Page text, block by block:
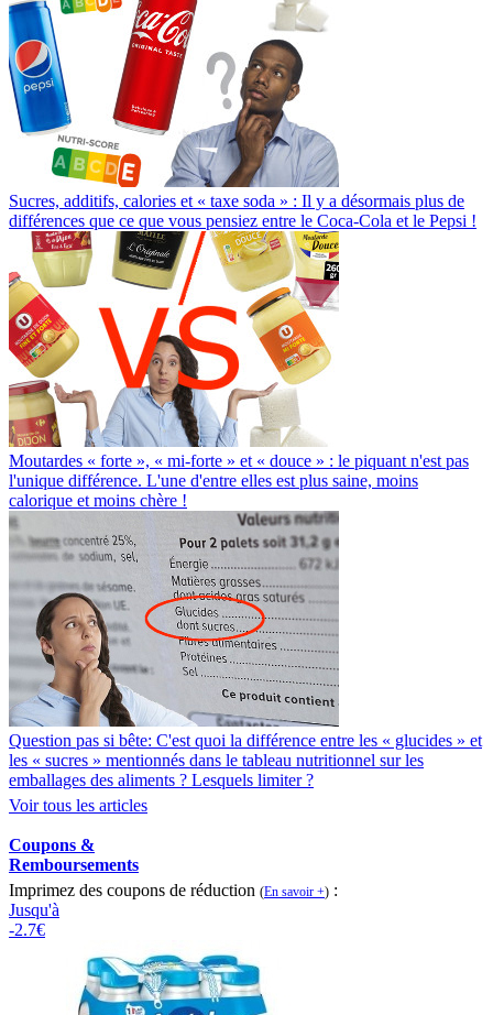
Sucres, additifs, calories et « taxe soda » : Il y a désormais plus de
différences que ce que vous pensiez entre le Coca-Cola et le Pepsi !
Moutardes « forte », « mi-forte » et « douce » : le piquant n'est pas
l'unique différence. L'une d'entre elles est plus saine, moins
calorique et moins chère !
Question pas si bête: C'est quoi la différence entre les « glucides » et
les « sucres » mentionnés dans le tableau nutritionnel sur les
emballages des aliments ? Lesquels limiter ?
Voir tous les articles
Coupons &
Remboursements
Imprimez des coupons de réduction (En savoir +) :
Jusqu'à
-2.7€